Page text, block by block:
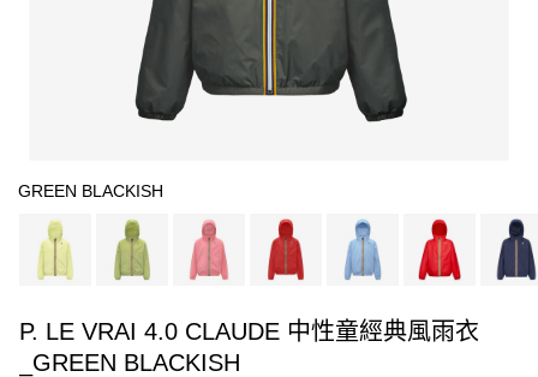
GREEN BLACKISH
P. LE VRAI 4.0 CLAUDE 中性童經典風雨衣
_GREEN BLACKISH